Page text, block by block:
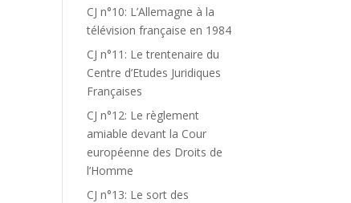
CJ n°10: L’Allemagne à la
télévision française en 1984
CJ n°11: Le trentenaire du
Centre d’Etudes Juridiques
Françaises
CJ n°12: Le règlement
amiable devant la Cour
européenne des Droits de
l’Homme
CJ n°13: Le sort des